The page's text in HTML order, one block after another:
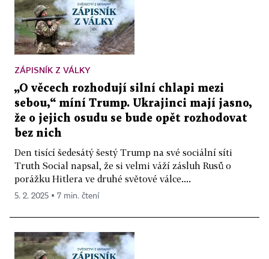
ZÁPISNÍK Z VÁLKY
„O věcech rozhodují silní chlapi mezi
sebou,“ míní Trump. Ukrajinci mají jasno,
že o jejich osudu se bude opět rozhodovat
bez nich
Den tisící šedesátý šestý Trump na své sociální síti
Truth Social napsal, že si velmi váží zásluh Rusů o
porážku Hitlera ve druhé světové válce....
5. 2. 2025 ▪ 7 min. čtení